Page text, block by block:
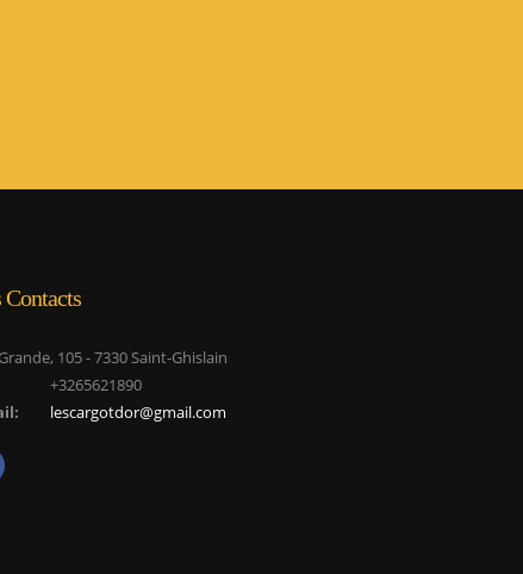
Contacts
105 - 7330 Saint-Ghislain
+3265621890
lescargotdor@gmail.com